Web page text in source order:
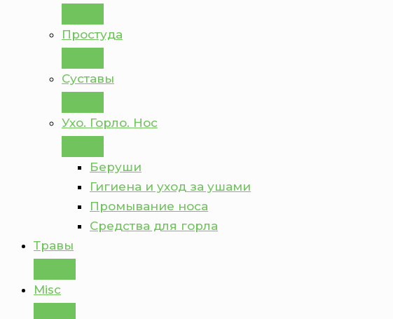
Простуда
Суставы
Ухо. Горло. Нос
Беруши
Гигиена и уход за ушами
Промывание носа
Средства для горла
Травы
Misc